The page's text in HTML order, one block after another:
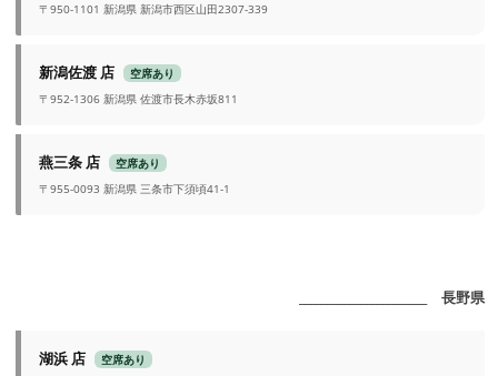
〒950-1101 新潟県 新潟市西区山田2307-339
新潟佐渡 店
空席あり
〒952-1306 新潟県 佐渡市長木赤坂811
燕三条 店
空席あり
〒955-0093 新潟県 三条市下須頃41-1
_______________________ 長野県
湖浜 店
空席あり